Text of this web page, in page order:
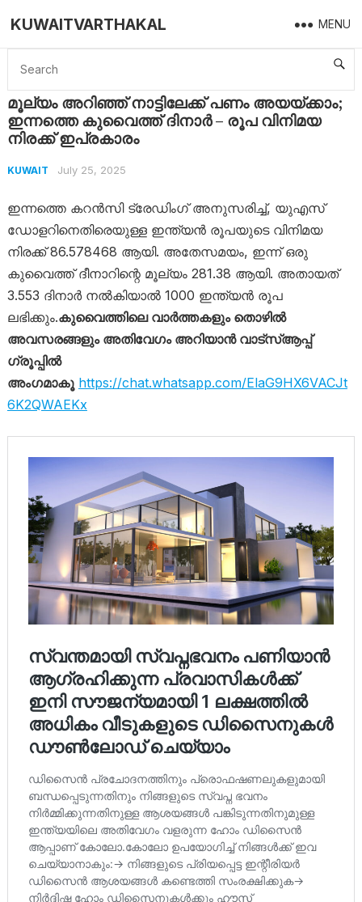
KUWAITVARTHAKAL MENU
Home Kuwait മൂല്യം അറിഞ്ഞ് നാട്ടിലേക്ക് പണം അയയ്ക്കാം; ഇന്നത്തെ കുവൈത്ത് ദിനാർ – രൂപ വിനിമയ നിരക്ക് ഇപ്രകാരം
മൂല്യം അറിഞ്ഞ് നാട്ടിലേക്ക് പണം അയയ്ക്കാം;
ഇന്നത്തെ കുവൈത്ത് ദിനാർ – രൂപ വിനിമയ
നിരക്ക് ഇപ്രകാരം
KUWAIT July 25, 2025
ഇന്നത്തെ കറൻസി ട്രേഡിംഗ് അനുസരിച്ച്, യുഎസ്
ഡോളറിനെതിരെയുള്ള ഇന്ത്യൻ രൂപയുടെ വിനിമയ
നിരക്ക് 86.578468 ആയി. അതേസമയം, ഇന്ന് ഒരു
കുവൈത്ത് ദീനാറിന്റെ മൂല്യം 281.38 ആയി. അതായത്
3.553 ദിനാർ നൽകിയാൽ 1000 ഇന്ത്യൻ രൂപ
ലഭിക്കും.കുവൈത്തിലെ വാർത്തകളും തൊഴിൽ
അവസരങ്ങളും അതിവേഗം അറിയാൻ വാട്സ്ആപ്പ്
ഗ്രൂപ്പിൽ
അംഗമാകൂ https://chat.whatsapp.com/ElaG9HX6VACJt
6K2QWAEKx